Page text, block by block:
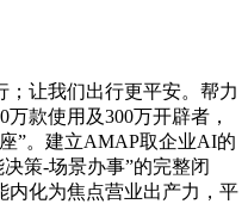
让我们出行更平安。帮力
款使用及300万开辟者，
”。建立AMAP取企业AI的
策-场景办事”的完整闭
内化为焦点营业出产力，平